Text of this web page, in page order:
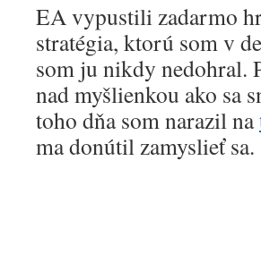
EA vypustili zadarmo
stratégia, ktorú som v
som ju nikdy nedohral.
nad myšlienkou ako sa
toho dňa som narazil na
ma donútil zamyslieť sa.